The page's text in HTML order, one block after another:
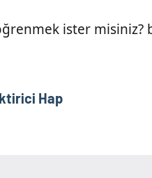
ister misiniz?
Hap